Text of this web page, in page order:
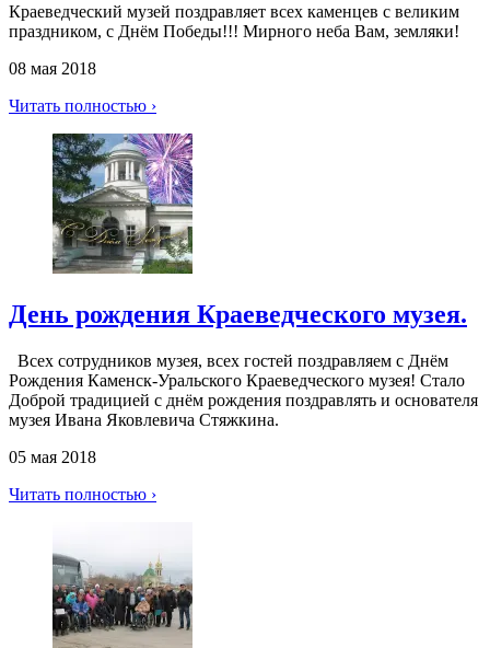
Краеведческий музей поздравляет всех каменцев с великим
праздником, с Днём Победы!!! Мирного неба Вам, земляки!
08 мая 2018
Читать полностью ›
День рождения Краеведческого музея.
Всех сотрудников музея, всех гостей поздравляем с Днём
Рождения Каменск-Уральского Краеведческого музея! Стало
Доброй традицией с днём рождения поздравлять и основателя
музея Ивана Яковлевича Стяжкина.
05 мая 2018
Читать полностью ›